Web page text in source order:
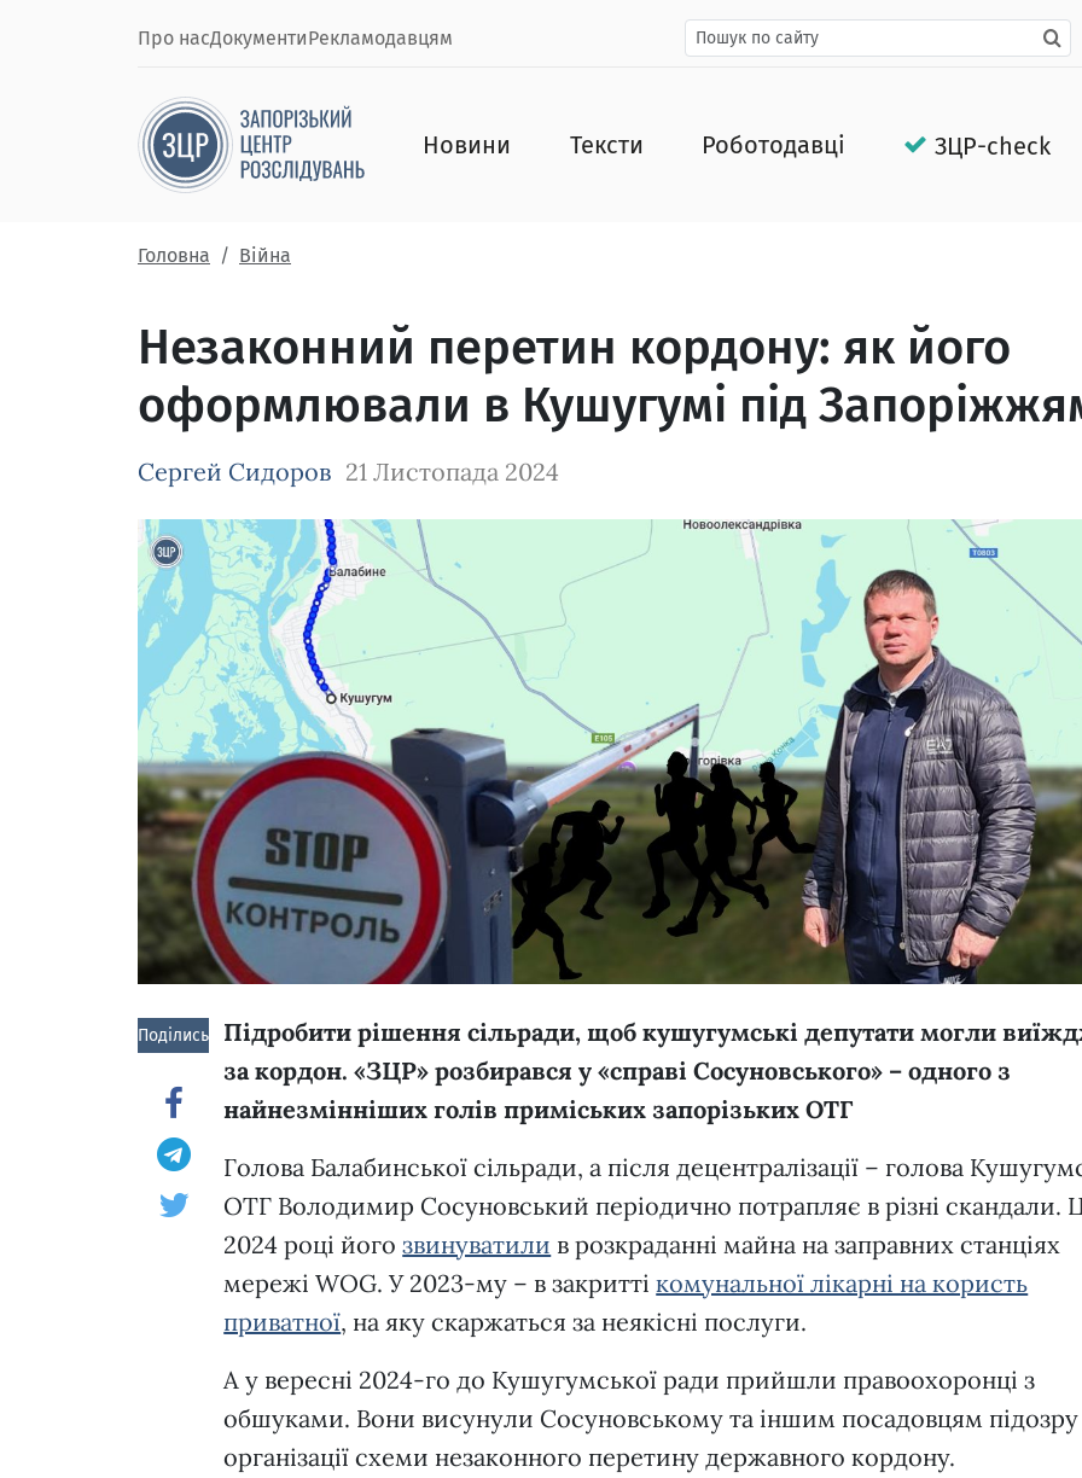
Про насДокументиРекламодавцям
Новини Тексти Роботодавці ЗЦР-check
Головна Війна
Незаконний перетин кордону: як його
оформлювали в Кушугумі під
Сергей Сидоров 21 Листопада 2024
Зображення завантажується
Поділись!
Підробити рішення сільради, щоб кушугумські депутати могли
за кордон. «ЗЦР» розбирався у «справі Сосуновського» – одного з
найнезмінніших голів приміських запорізьких ОТГ
Голова Балабинської сільради, а після децентралізації – голова
ОТГ Володимир Сосуновський періодично потрапляє в різні скандали.
2024 році йогозвинуватили в розкраданні майна на заправних станціях
мережі WOG. У 2023-му – в закриттікомунальної лікарні на користь
приватної, на яку скаржаться за неякісні послуги.
А у вересні 2024-го до Кушугумської ради прийшли правоохоронці з
обшуками. Вони висунули Сосуновському та іншим посадовцям підозру
організації схеми незаконного перетину державного кордону.